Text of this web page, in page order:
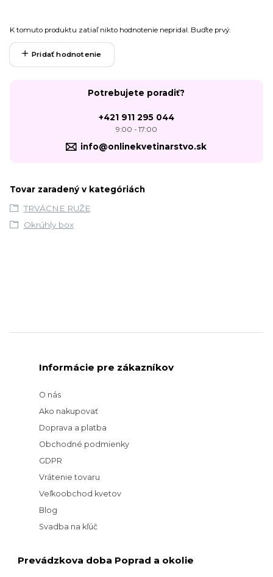
K tomuto produktu zatiaľ nikto hodnotenie nepridal. Buďte prvý.
Pridať hodnotenie
Potrebujete poradiť?
+421 911 295 044
9:00 - 17:00
info@onlinekvetinarstvo.sk
Tovar zaradený v kategóriách
TRVÁCNE RUŽE
Okrúhly box
Informácie pre zákazníkov
O nás
Ako nakupovať
Doprava a platba
Obchodné podmienky
GDPR
Vrátenie tovaru
Veľkoobchod kvetov
Blog
Svadba na kľúč
Prevádzkova doba Poprad a okolie